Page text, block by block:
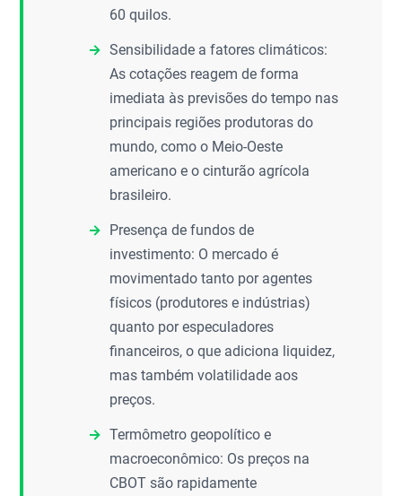
60 quilos.
Sensibilidade a fatores climáticos:
As cotações reagem de forma
imediata às previsões do tempo nas
principais regiões produtoras do
mundo, como o Meio-Oeste
americano e o cinturão agrícola
brasileiro.
Presença de fundos de
investimento: O mercado é
movimentado tanto por agentes
físicos (produtores e indústrias)
quanto por especuladores
financeiros, o que adiciona liquidez,
mas também volatilidade aos
preços.
Termômetro geopolítico e
macroeconômico: Os preços na
CBOT são rapidamente